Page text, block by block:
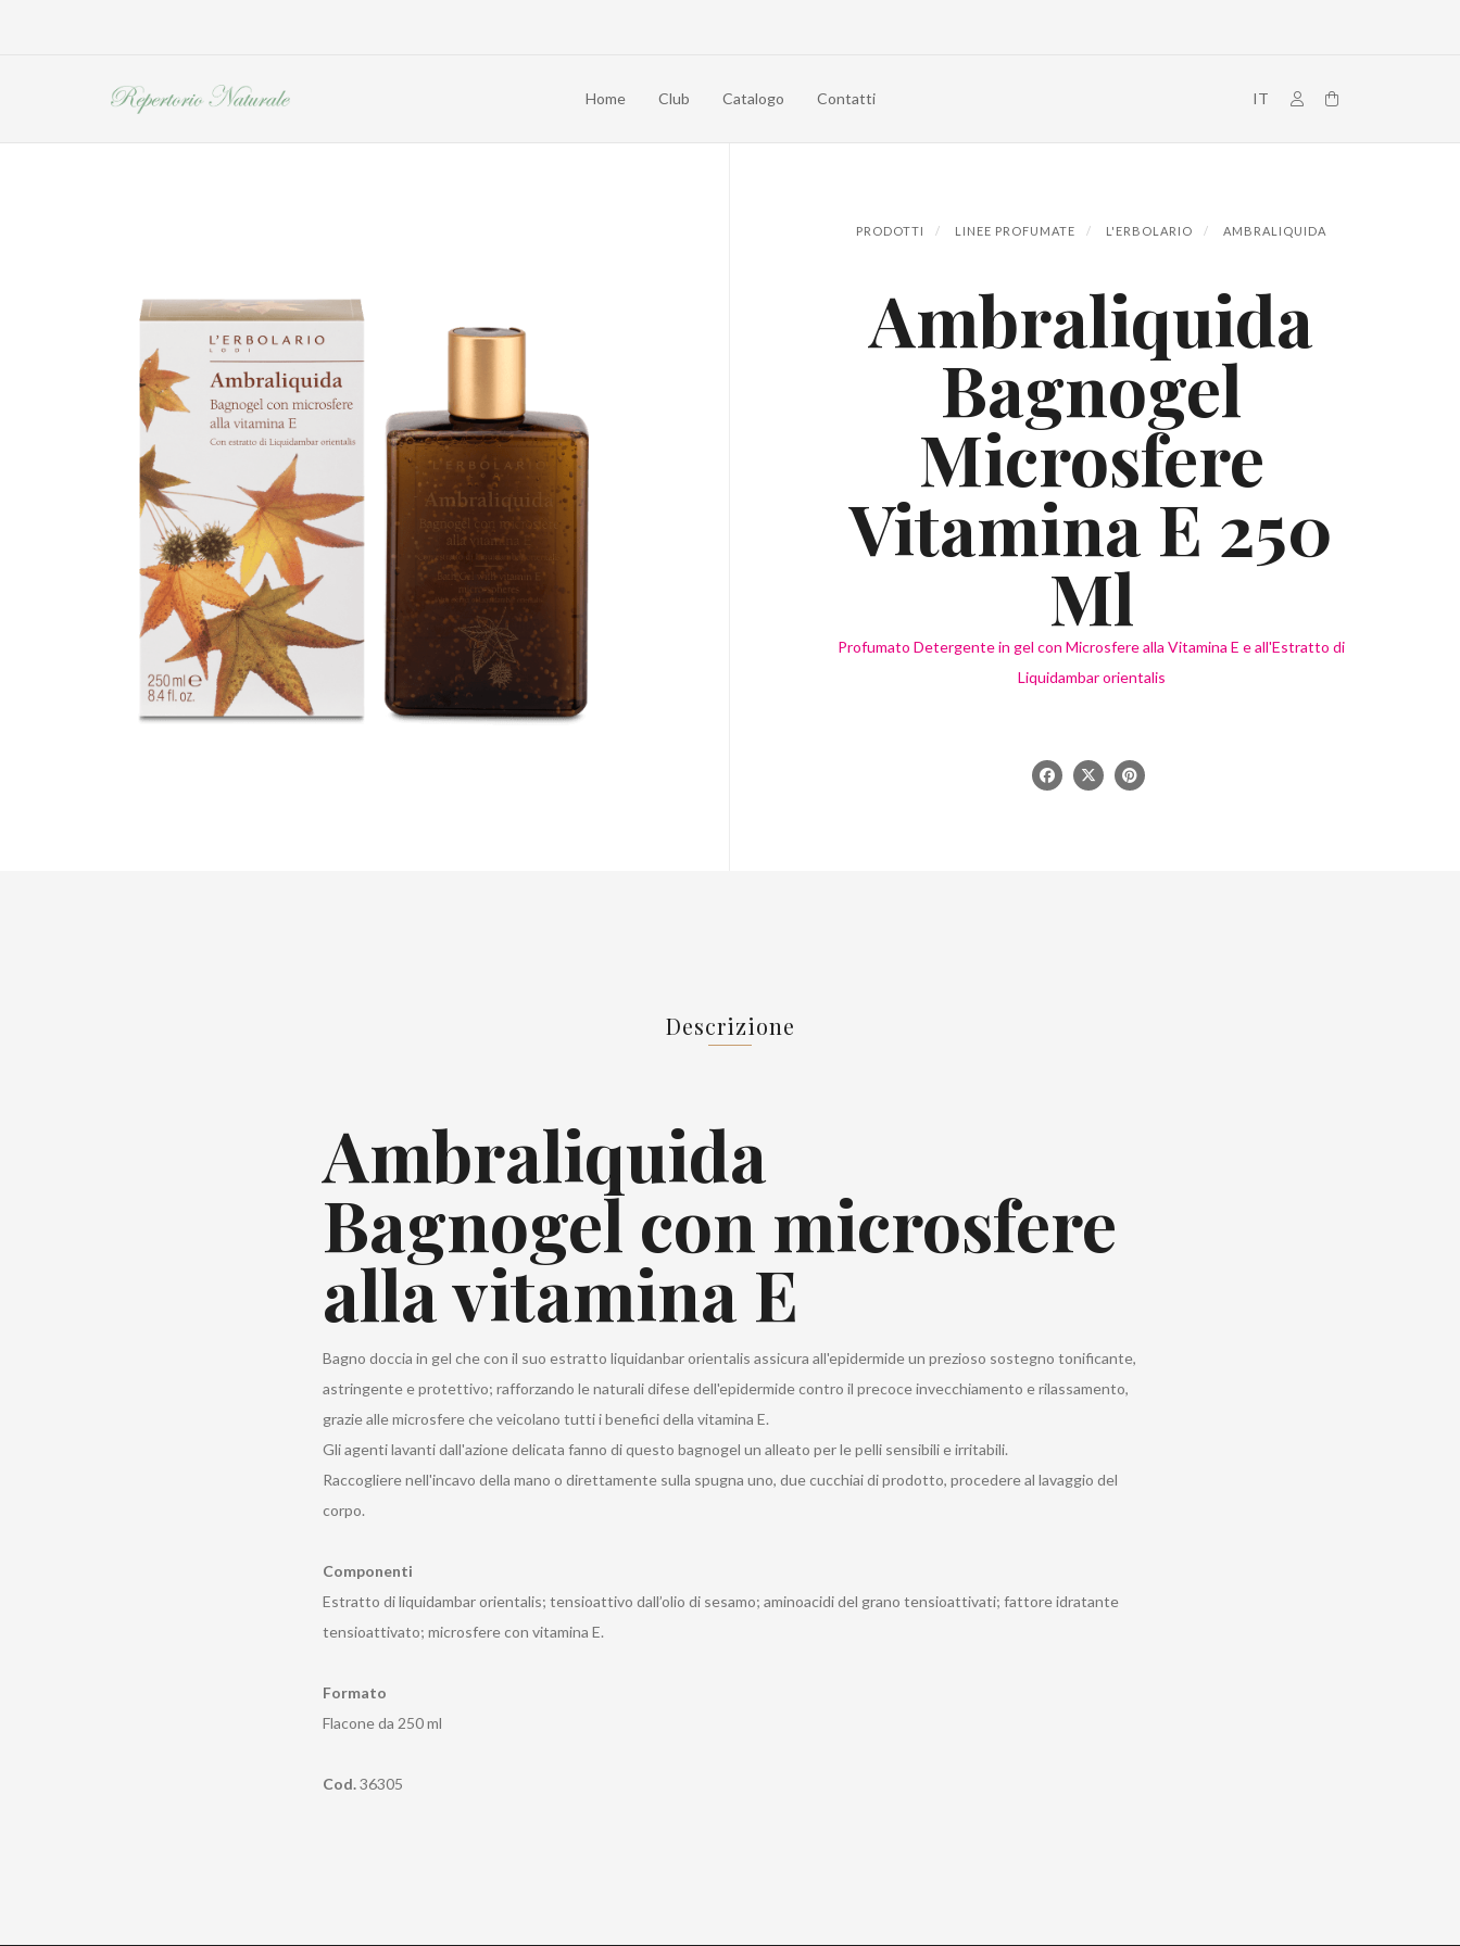
Home Club Catalogo Contatti IT
PRODOTTI LINEE PROFUMATE L'ERBOLARIO AMBRALIQUIDA
Ambraliquida
Bagnogel
Microsfere
Vitamina E 250
Ml
Profumato Detergente in gel con Microsfere alla Vitamina E e all'Estratto di
Liquidambar orientalis
Descrizione
Ambraliquida
Bagnogel con microsfere
alla vitamina E
Bagno doccia in gel che con il suo estratto liquidanbar orientalis assicura all'epidermide un prezioso sostegno tonificante,
astringente e protettivo; rafforzando le naturali difese dell'epidermide contro il precoce invecchiamento e rilassamento,
grazie alle microsfere che veicolano tutti i benefici della vitamina E.
Gli agenti lavanti dall'azione delicata fanno di questo bagnogel un alleato per le pelli sensibili e irritabili.
Raccogliere nell'incavo della mano o direttamente sulla spugna uno, due cucchiai di prodotto, procedere al lavaggio del
corpo.
Componenti
Estratto di liquidambar orientalis; tensioattivo dall’olio di sesamo; aminoacidi del grano tensioattivati; fattore idratante
tensioattivato; microsfere con vitamina E.
Formato
Flacone da 250 ml
Cod.36305